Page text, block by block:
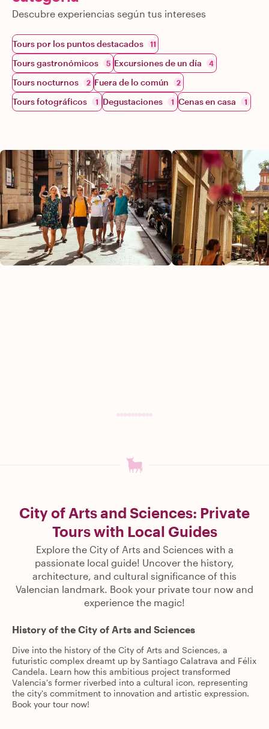
Descubre experiencias según tus intereses
Tours por los puntos destacados 11
Tours gastronómicos 5 Excursiones de un día 4
Tours nocturnos 2 Fuera de lo común 2
Tours fotográficos 1 Degustaciones 1 Cenas en casa 1
City of Arts and Sciences: Private
Tours with Local Guides
Explore the City of Arts and Sciences with a
passionate local guide! Uncover the history,
architecture, and cultural significance of this
Valencian landmark. Book your private tour now and
experience the magic!
History of the City of Arts and Sciences
Dive into the history of the City of Arts and Sciences, a
futuristic complex dreamt up by Santiago Calatrava and Félix
Candela. Learn how this ambitious project transformed
Valencia's former riverbed into a cultural icon, representing
the city's commitment to innovation and artistic expression.
Book your tour now!